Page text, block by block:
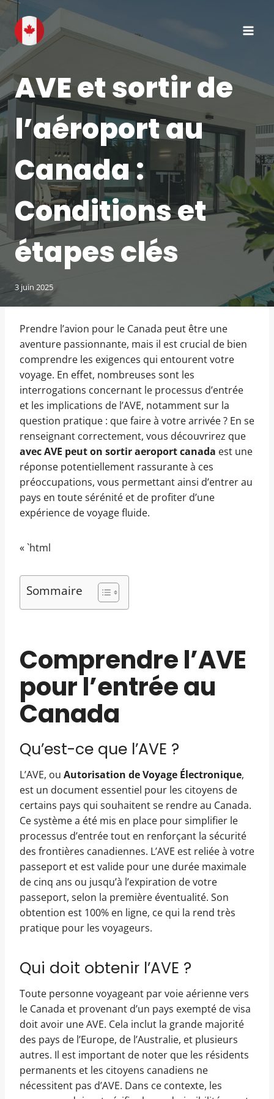
Aller
contenu
AVE et sortir de
l’aéroport au
Canada :
Conditions et
étapes clés
3 juin 2025
Prendre l’avion pour le Canada peut être une
aventure passionnante, mais il est crucial de bien
comprendre les exigences qui entourent votre
voyage. En effet, nombreuses sont les
interrogations concernant le processus d’entrée
et les implications de l’AVE, notamment sur la
question pratique : que faire à votre arrivée ? En se
renseignant correctement, vous découvrirez que
avec AVE peut on sortir aeroport canada est une
réponse potentiellement rassurante à ces
préoccupations, vous permettant ainsi d’entrer au
pays en toute sérénité et de profiter d’une
expérience de voyage fluide.
« `html
Sommaire
Comprendre l’AVE
pour l’entrée au
Canada
Qu’est-ce que l’AVE ?
L’AVE, ou Autorisation de Voyage Électronique,
est un document essentiel pour les citoyens de
certains pays qui souhaitent se rendre au Canada.
Ce système a été mis en place pour simplifier le
processus d’entrée tout en renforçant la sécurité
des frontières canadiennes. L’AVE est reliée à votre
passeport et est valide pour une durée maximale
de cinq ans ou jusqu’à l’expiration de votre
passeport, selon la première éventualité. Son
obtention est 100% en ligne, ce qui la rend très
pratique pour les voyageurs.
Qui doit obtenir l’AVE ?
Toute personne voyageant par voie aérienne vers
le Canada et provenant d’un pays exempté de visa
doit avoir une AVE. Cela inclut la grande majorité
des pays de l’Europe, de l’Australie, et plusieurs
autres. Il est important de noter que les résidents
permanents et les citoyens canadiens ne
nécessitent pas d’AVE. Dans ce contexte, les